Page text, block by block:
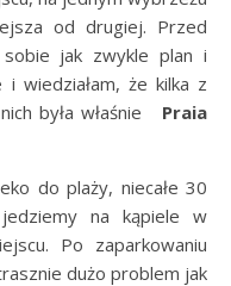
od drugiej. Przed
sobie jak zwykle plan i
wiedziałam, że kilka z
była właśnie Praia
do plaży, niecałe 30
na kąpiele w
Po zaparkowaniu
dużo problem jak